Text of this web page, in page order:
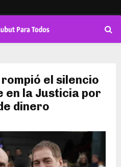
el silencio
la Justicia por
dinero